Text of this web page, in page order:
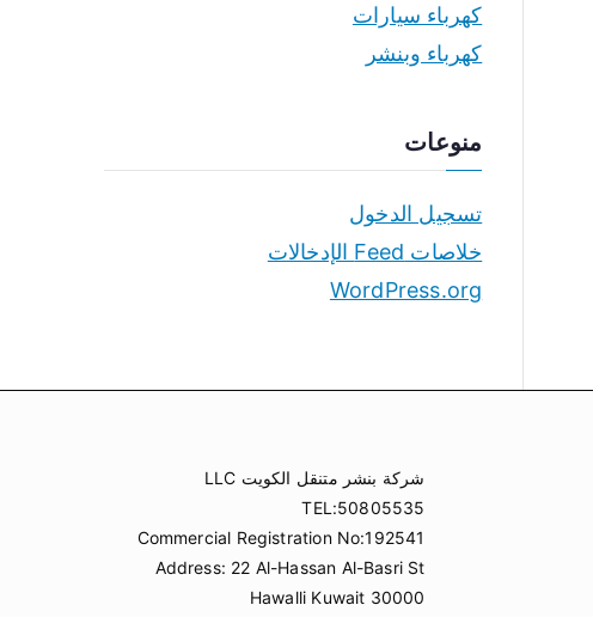
كهرباء سيارات
كهرباء وبنشر
منوعات
تسجيل الدخول
خلاصات Feed الإدخالات
WordPress.org
شركة بنشر متنقل الكويت LLC
TEL:50805535
Commercial Registration No:192541
Address: 22 Al-Hassan Al-Basri St
Hawalli Kuwait 30000